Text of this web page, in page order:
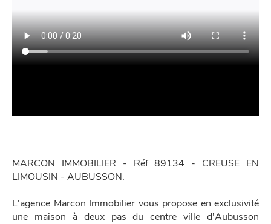
MARCON IMMOBILIER - Réf 89134 - CREUSE EN
LIMOUSIN - AUBUSSON.
L'agence Marcon Immobilier vous propose en exclusivité
une maison à deux pas du centre ville d'Aubusson